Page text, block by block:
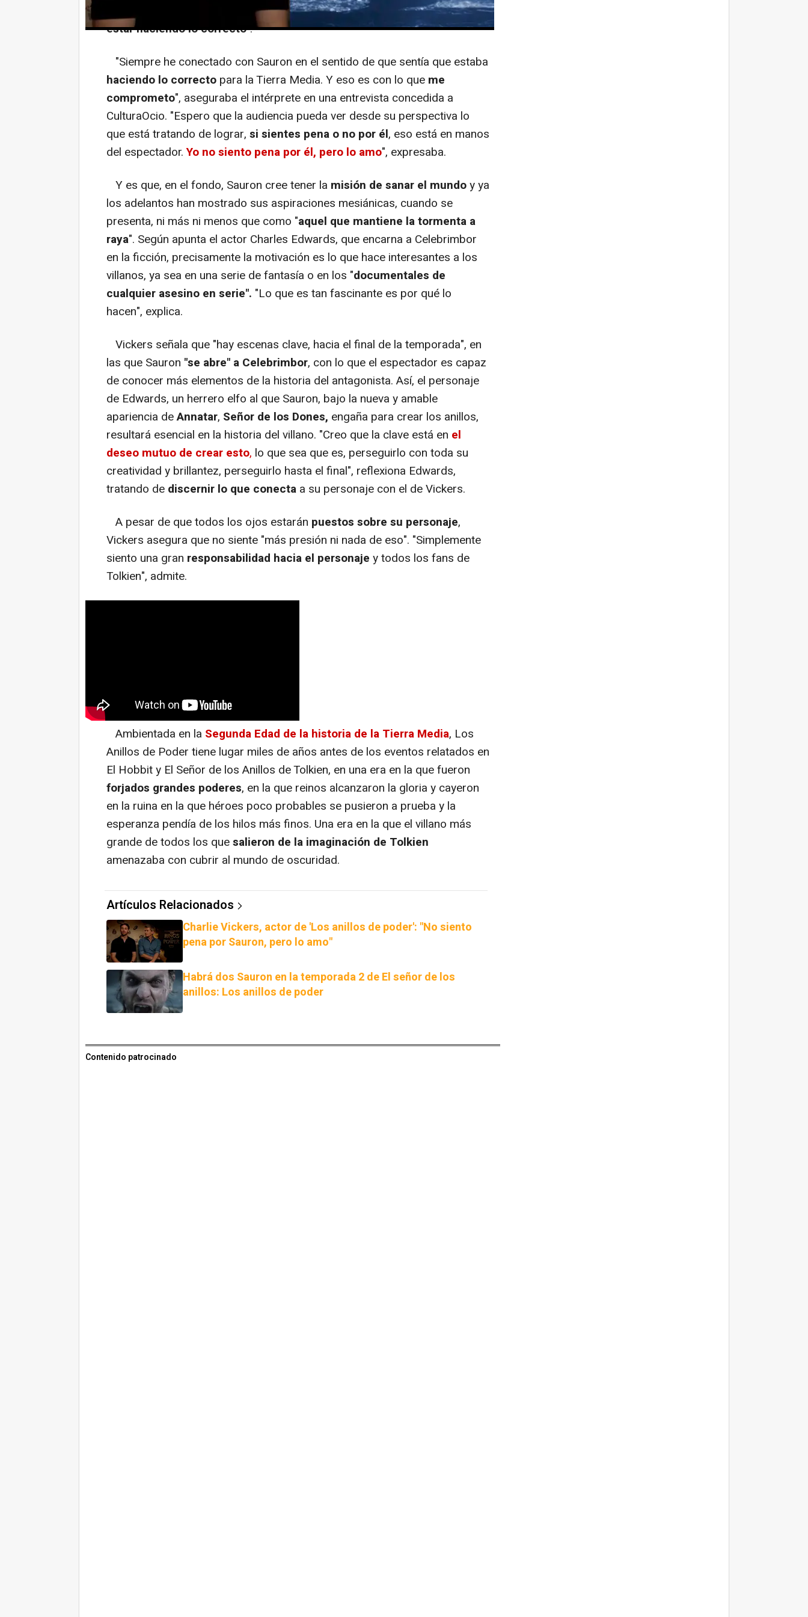
ficción al Señor Oscuro, asegura que su personaje "verdaderamentecree
estar haciendo lo correcto".
"Siempre he conectado con Sauron en el sentido de que sentía que estaba
haciendo lo correcto para la Tierra Media. Y eso es con lo que me
comprometo", aseguraba el intérprete en una entrevista concedida a
CulturaOcio. "Espero que la audiencia pueda ver desde su perspectiva lo
que está tratando de lograr, si sientes pena o no por él, eso está en manos
del espectador.Yo no siento pena por él, pero lo amo", expresaba.
Y es que, en el fondo, Sauron cree tener la misión de sanar el mundoy ya
los adelantos han mostrado sus aspiraciones mesiánicas, cuando se
presenta, ni más ni menos que como "aquel que mantiene la tormenta a
raya". Según apunta el actor Charles Edwards, que encarna a Celebrimbor
en la ficción, precisamente la motivación es lo que hace interesantes a los
villanos, ya sea en una serie de fantasía o en los "documentales de
cualquier asesino en serie". "Lo que es tan fascinante es por qué lo
hacen", explica.
Vickers señala que "hay escenas clave, hacia el final de la temporada", en
las que Sauron "se abre" a Celebrimbor, con lo que el espectador es capaz
de conocer más elementos de la historia del antagonista. Así, el personaje
de Edwards, un herrero elfo al que Sauron, bajo la nueva y amable
apariencia deAnnatar, Señor de los Dones, engaña para crear los anillos,
resultará esencial en la historia del villano. "Creo que la clave está en el
deseo mutuo de crear esto, lo que sea que es, perseguirlo con toda su
creatividad y brillantez, perseguirlo hasta el final", reflexiona Edwards,
tratando de discernir lo que conecta a su personaje con el de Vickers.
A pesar de que todos los ojos estarán puestos sobre su personaje,
Vickers asegura que no siente "más presión ni nada de eso". "Simplemente
siento una gran responsabilidad hacia el personaje y todos los fans de
Tolkien", admite.
Ambientada en la Segunda Edad de la historia de la Tierra Media, Los
Anillos de Poder tiene lugar miles de años antes de los eventos relatados en
El Hobbit y El Señor de los Anillos de Tolkien, en una era en la que fueron
forjados grandes poderes, en la que reinos alcanzaron la gloria y cayeron
en la ruina en la que héroes poco probables se pusieron a prueba y la
esperanza pendía de los hilos más finos. Una era en la que el villano más
grande de todos los quesalieron de la imaginación de Tolkien
amenazaba con cubrir al mundo de oscuridad.
Artículos Relacionados
Charlie Vickers, actor de 'Los anillos de poder': "No siento
pena por Sauron, pero lo amo"
Habrá dos Sauron en la temporada 2 de El señor de los
anillos: Los anillos de poder
Contenido patrocinado